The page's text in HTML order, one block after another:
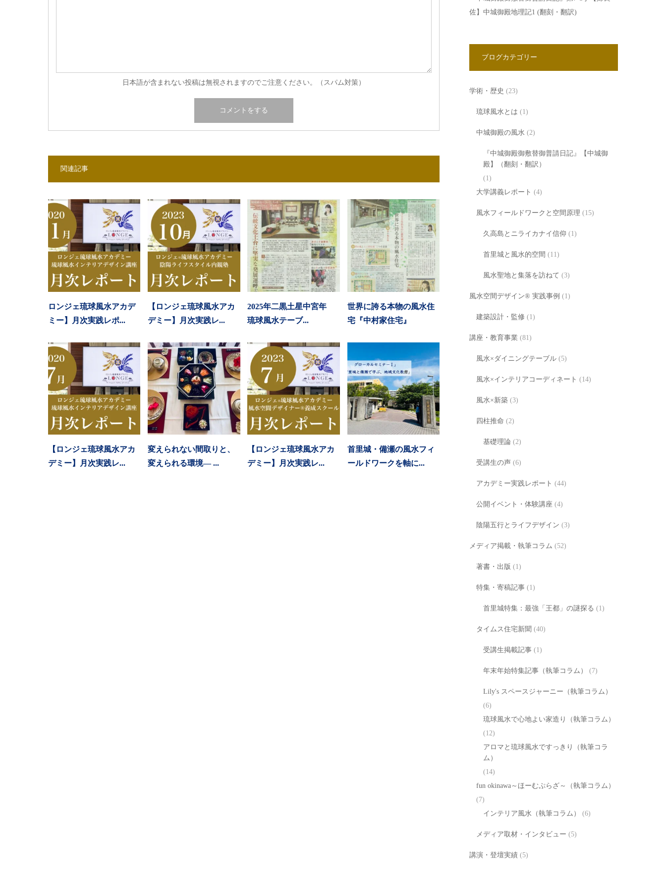
日本語が含まれない投稿は無視されますのでご注意ください。（スパム対策）
関連記事
ロンジェ琉球風水アカデ
ミー】月次実践レポ...
【ロンジェ琉球風水アカ
デミー】月次実践レ...
2025年二黒土星中宮年
琉球風水テーブ...
世界に誇る本物の風水住
宅『中村家住宅』
【ロンジェ琉球風水アカ
デミー】月次実践レ...
変えられない間取りと、
変えられる環境― ...
【ロンジェ琉球風水アカ
デミー】月次実践レ...
首里城・備瀬の風水フィ
ールドワークを軸に...
佐】中城御殿地理記1 (翻刻・翻訳)
ブログカテゴリー
学術・歴史 (23)
琉球風水とは (1)
中城御殿の風水 (2)
『中城御殿御敷替御普請日記』【中城御
殿】（翻刻・翻訳）
(1)
大学講義レポート (4)
風水フィールドワークと空間原理 (15)
久高島とニライカナイ信仰 (1)
首里城と風水的空間 (11)
風水聖地と集落を訪ねて (3)
風水空間デザイン® 実践事例 (1)
建築設計・監修 (1)
講座・教育事業 (81)
風水×ダイニングテーブル (5)
風水×インテリアコーディネート (14)
風水×新築 (3)
四柱推命 (2)
基礎理論 (2)
受講生の声 (6)
アカデミー実践レポート (44)
公開イベント・体験講座 (4)
陰陽五行とライフデザイン (3)
メディア掲載・執筆コラム (52)
著書・出版 (1)
特集・寄稿記事 (1)
首里城特集：最強「王都」の謎探る (1)
タイムス住宅新聞 (40)
受講生掲載記事 (1)
年末年始特集記事（執筆コラム） (7)
Lily's スペースジャーニー（執筆コラム）
(6)
琉球風水で心地よい家造り（執筆コラム）
(12)
アロマと琉球風水ですっきり（執筆コラ
ム）
(14)
fun okinawa～ほーむぷらざ～（執筆コラム）
(7)
インテリア風水（執筆コラム）
(6)
メディア取材・インタビュー (5)
講演・登壇実績 (5)